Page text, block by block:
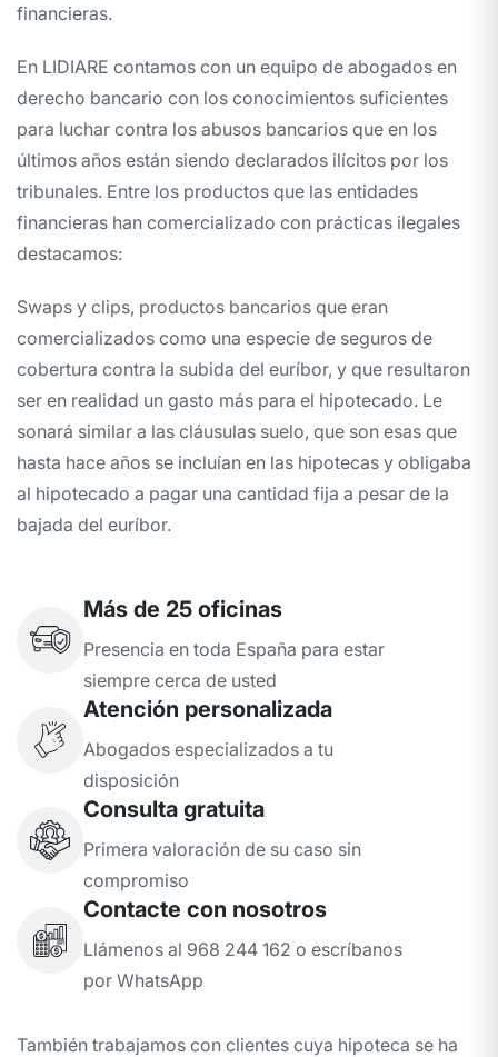
financieras.
En LIDIARE contamos con un equipo de abogados en
derecho bancario con los conocimientos suficientes
para luchar contra los abusos bancarios que en los
últimos años están siendo declarados ilícitos por los
tribunales. Entre los productos que las entidades
financieras han comercializado con prácticas ilegales
destacamos:
Swaps y clips, productos bancarios que eran
comercializados como una especie de seguros de
cobertura contra la subida del euríbor, y que resultaron
ser en realidad un gasto más para el hipotecado. Le
sonará similar a las cláusulas suelo, que son esas que
hasta hace años se incluían en las hipotecas y obligaba
al hipotecado a pagar una cantidad fija a pesar de la
bajada del euríbor.
Más de 25 oficinas
Presencia en toda España para estar
siempre cerca de usted
Atención personalizada
Abogados especializados a tu
disposición
Consulta gratuita
Primera valoración de su caso sin
compromiso
Contacte con nosotros
Llámenos al 968 244 162 o escríbanos
por WhatsApp
También trabajamos con clientes cuya hipoteca se ha